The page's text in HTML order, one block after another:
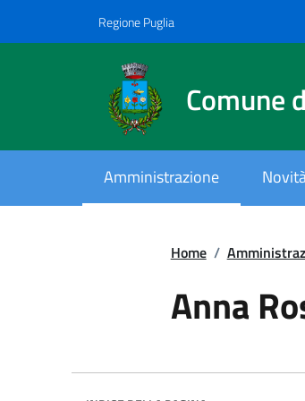
Regione Puglia
Comune
Amministrazione
Home /
Anna